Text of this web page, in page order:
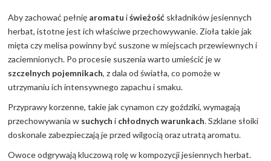
Aby zachować pełnię aromatu iświeżość składników jesiennych
herbat, istotne jest ich właściwe przechowywanie. Zioła takie jak
mięta czy melisa powinny być suszone w miejscach przewiewnych i
zaciemnionych. Po procesie suszenia warto umieścić je w
szczelnych pojemnikach, z dala od światła, co pomoże w
utrzymaniu ich intensywnego zapachu i smaku.
Przyprawy korzenne, takie jak cynamon czy goździki, wymagają
przechowywania w suchych i chłodnych warunkach. Szklane słoiki
doskonale zabezpieczają je przed wilgocią oraz utratą aromatu.
Owoce odgrywają kluczową rolę w kompozycji jesiennych herbat.